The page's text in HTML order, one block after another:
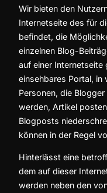
Wir bieten den
Internetseite des für
befindet, die
einzelnen Blog-
auf einer Internetseite
einsehbares Portal, in
Personen, die
werden, Artikel
Blogposts
können in der Regel
Hinterlässt eine
dem auf dieser
werden neben den